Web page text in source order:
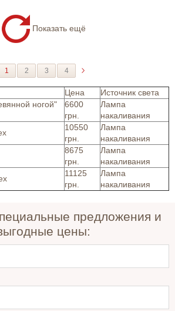
Показать ещё
1 2 3 4
Цена
Источник света
ногой"
6600
грн.
Лампа
накаливания
10550
грн.
Лампа
накаливания
8675
грн.
Лампа
накаливания
11125
грн.
Лампа
накаливания
предложения и
цены: